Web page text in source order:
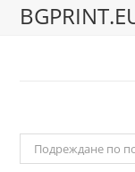
Подреждане по